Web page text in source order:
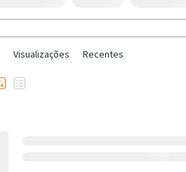
Visualizações Recentes